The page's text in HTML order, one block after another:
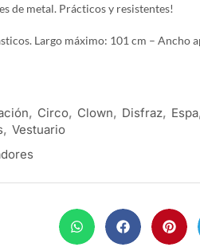
de metal. Prácticos y resistentes!
Largo máximo: 101 cm – Ancho
, Circo, Clown, Disfraz, Espa
, Vestuario